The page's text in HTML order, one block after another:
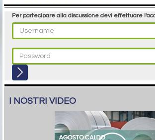
Per partecipare alla discussione devi effettuare
I NOSTRI VIDEO